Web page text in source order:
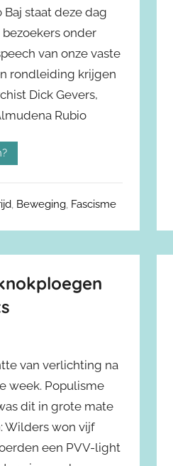
staat deze dag
bezoekers onder
van onze vaste
rondleiding krijgen
Dick Gevers,
Rubio
, Beweging, Fascisme
van verlichting na
week. Populisme
dit in grote mate
Wilders won vijf
een PVV-light